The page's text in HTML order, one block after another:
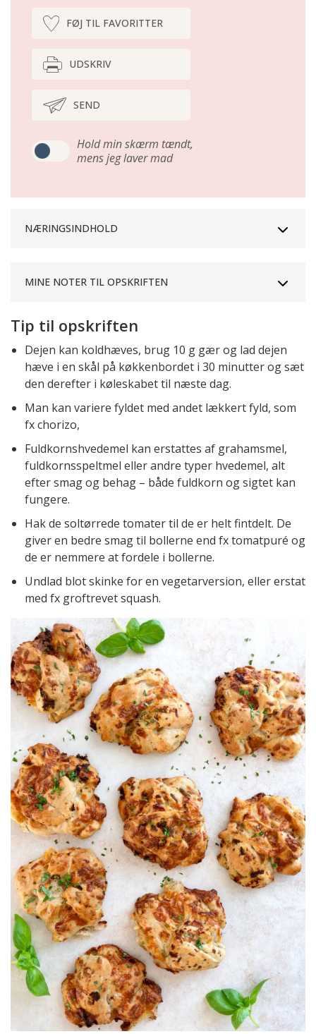
FØJ TIL FAVORITTER
UDSKRIV
SEND
Hold min skærm tændt,
mens jeg laver mad
NÆRINGSINDHOLD
MINE NOTER TIL OPSKRIFTEN
Tip til opskriften
Dejen kan koldhæves, brug 10 g gær og lad dejen
hæve i en skål på køkkenbordet i 30 minutter og sæt
den derefter i køleskabet til næste dag.
Man kan variere fyldet med andet lækkert fyld, som
fx chorizo,
Fuldkornshvedemel kan erstattes af grahamsmel,
fuldkornsspeltmel eller andre typer hvedemel, alt
efter smag og behag – både fuldkorn og sigtet kan
fungere.
Hak de soltørrede tomater til de er helt fintdelt. De
giver en bedre smag til bollerne end fx tomatpuré og
de er nemmere at fordele i bollerne.
Undlad blot skinke for en vegetarversion, eller erstat
med fx groftrevet squash.